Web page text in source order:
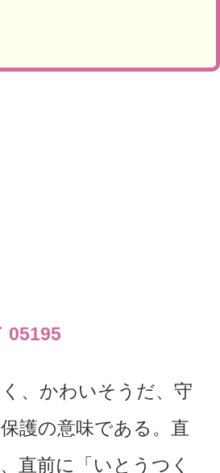
05195
、かわいそうだ、守
護の意味である。直
直前に「いとうつく